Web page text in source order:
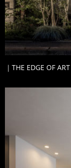
｜THE EDGE OF